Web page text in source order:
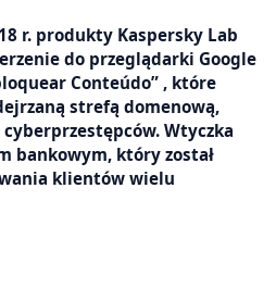
r. produkty Kaspersky Lab
do przeglądarki Google
Conteúdo” , które
strefą domenową,
Wtyczka
bankowym, który został
klientów wielu